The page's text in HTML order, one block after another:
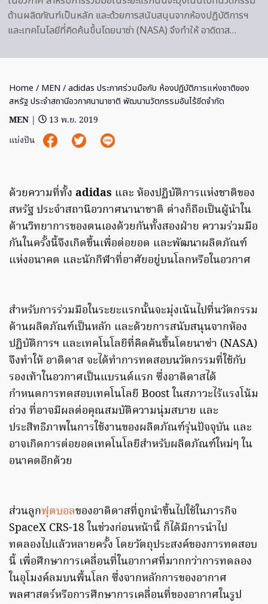
ด้านผลิตภัณฑ์เป็นหลัก และด้วยการสนับสนุนจากห้องปฏิบัติการฯ
และเทคโนโลยีที่คิดค้นขึ้นโดยนาซ่า (NASA) จึงทำให้ อาดิดาส…
Home / MEN / adidas ประกาศร่วมมือกับ ห้องปฏิบัติการแห่งชาติของ
สหรัฐ ประจำสถานีอวกาศนานาชาติ พัฒนานวัตกรรมอันไร้ขีดจำกัด
MEN |
13 พ.ย. 2019
แบ่งปัน
ด้วยความที่ทั้ง adidas และ ห้องปฏิบัติการแห่งชาติของ
สหรัฐ ประจำสถานีอวกาศนานาชาติ ต่างก็ถือเป็นผู้นำใน
ด้านวิทยาการของตนเองด้วยกันทั้งสองฝ่าย ความร่วมมือ
กันในครั้งนี้จึงเกิดขึ้นเพื่อต่อยอด และพัฒนาผลิตภัณฑ์
แห่งอนาคต และนักกีฬาที่อาศัยอยู่บนโลกหรือในอวกาศ
สำหรับการร่วมมือในระยะแรกนั้นจะมุ่งเน้นไปที่นวัตกรรม
ด้านผลิตภัณฑ์เป็นหลัก และด้วยการสนับสนุนจากห้อง
ปฏิบัติการฯ และเทคโนโลยีที่คิดค้นขึ้นโดยนาซ่า (NASA)
จึงทำให้ อาดิดาส จะได้ทำการทดสอบนวัตกรรมที่ใช้กับ
รองเท้าในอวกาศเป็นแบรนด์แรก ซึ่งอาดิดาสได้
กำหนดการทดสอบเทคโนโลยี Boost ในสภาวะไร้แรงโน้ม
ถ่วง ที่อาจมีผลต่อคุณสมบัติความนุ่มสบาย และ
ประสิทธิภาพในการใช้งานของผลิตภัณฑ์รุ่นปัจจุบัน และ
อาจเกิดการต่อยอดเทคโนโลยีสำหรับผลิตภัณฑ์ใหม่ๆ ใน
อนาคตอีกด้วย
ส่วนลูกฟุตบอลของอาดิดาสที่ถูกนำขึ้นไปใช้ในภารกิจ
SpaceX CRS-18 ในช่วงก่อนหน้านี้ ก็ได้มีการนำไป
ทดลองไปแล้วหลายครั้ง โดยวัตถุประสงค์ของการทดสอบ
นี้ เพื่อศึกษาการเคลื่อนที่ในอากาศที่มากกว่าการทดลอง
ในอุโมงค์ลมบนพื้นโลก ซึ่งจากหลักการของอากาศ
พลศาสตร์หรือการศึกษาการเคลื่อนที่ของอากาศในรูป